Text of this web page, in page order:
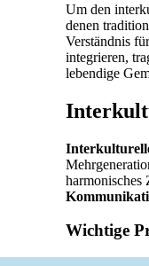
Um den
denen
Verständnis
integrieren,
lebendige
harmonisches
Wichtige